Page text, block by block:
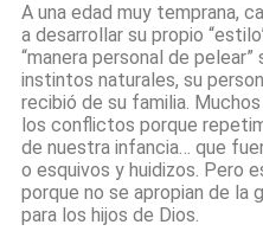
A una edad muy temprana,
a desarrollar su propio
“manera personal de
instintos naturales, su
recibió de su familia.
los conflictos porque
de nuestra infancia… que
o esquivos y huidizos. Pero
porque no se apropian de la
para los hijos de Dios.